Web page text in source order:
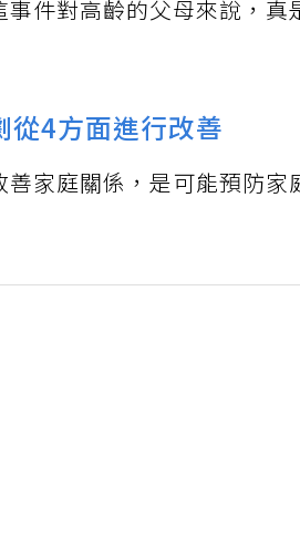
事件對高齡的父母來說，
從4方面進行改善
善家庭關係，是可能預防